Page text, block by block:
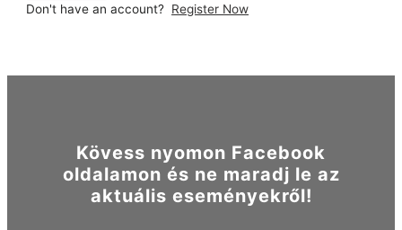
Don't have an account? Register Now
Kövess nyomon Facebook
oldalamon és ne maradj le az
aktuális eseményekről!